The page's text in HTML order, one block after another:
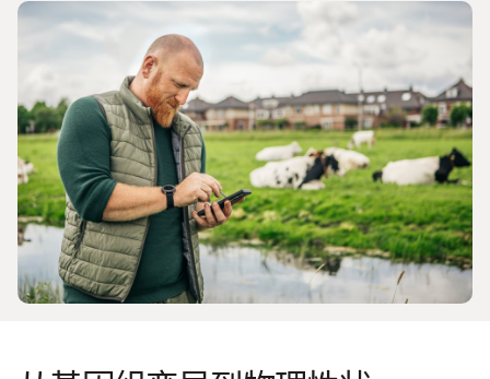
支持
推荐内容链接
商业化农业
农业基因组学芯片